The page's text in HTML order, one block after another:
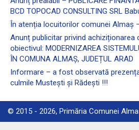
BCD TOPOCAD CONSULTING SRL
În atenția locuitorilor comunei Almaş
Anunț publicitar privind achiziționarea
obiectivul: MODERNIZAREA
ÎN COMUNA ALMAȘ, JUDEȚUL ARAD
Informare – a fost observată
culmile Mustești și Rădești !!!
© 2015 - 2026, Primăria Comunei